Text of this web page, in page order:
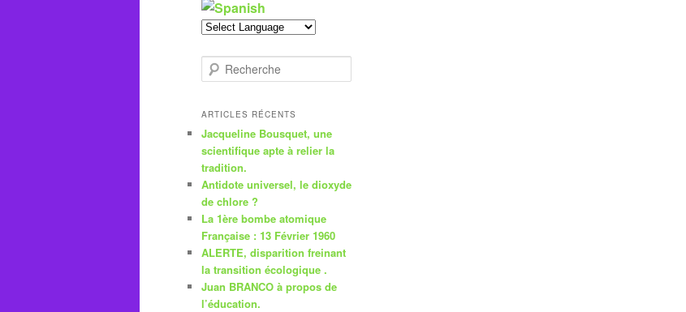
e
h
r
c
h
e
ARTICLES RÉCENTS
Jacqueline Bousquet, une
scientifique apte à relier la
tradition.
Antidote universel, le dioxyde
de chlore ?
La 1ère bombe atomique
Française : 13 Février 1960
ALERTE, disparition freinant
la transition écologique .
Juan BRANCO à propos de
l’éducation.